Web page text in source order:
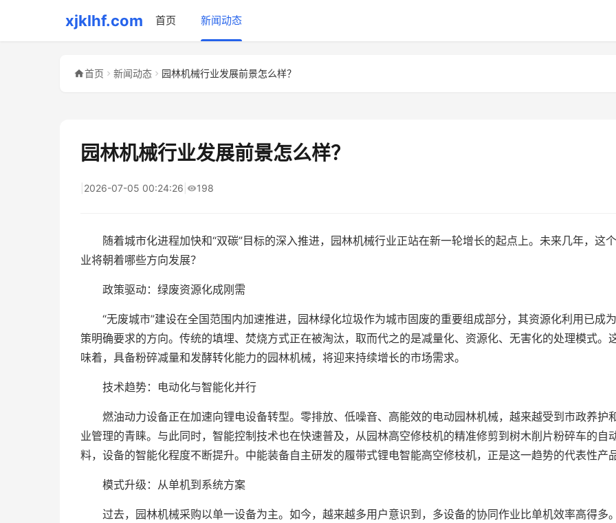
xjklhf.com 首页 新闻动态
首页 新闻动态 园林机械行业发展前景怎么样？
园林机械行业发展前景怎么样？
2026-07-05 00:24:26 198
随着城市化进程加快和“双碳”目标的深入推进，园林机械行业正站在新一轮增长的起点上。未来几年，这
业将朝着哪些方向发展？
政策驱动：绿废资源化成刚需
“无废城市”建设在全国范围内加速推进，园林绿化垃圾作为城市固废的重要组成部分，其资源化利用已成
策明确要求的方向。传统的填埋、焚烧方式正在被淘汰，取而代之的是减量化、资源化、无害化的处理模式。
味着，具备粉碎减量和发酵转化能力的园林机械，将迎来持续增长的市场需求。
技术趋势：电动化与智能化并行
燃油动力设备正在加速向锂电设备转型。零排放、低噪音、高能效的电动园林机械，越来越受到市政养护
业管理的青睐。与此同时，智能控制技术也在快速普及，从园林高空修枝机的精准修剪到树木削片粉碎车的自
料，设备的智能化程度不断提升。中能装备自主研发的履带式锂电智能高空修枝机，正是这一趋势的代表性产品
模式升级：从单机到系统方案
过去，园林机械采购以单一设备为主。如今，越来越多用户意识到，多设备的协同作业比单机效率高得多